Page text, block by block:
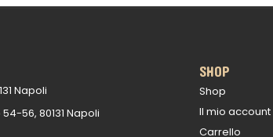
Napoli
56, 80131 Napoli
SHOP
Shop
Il mio account
Carrello